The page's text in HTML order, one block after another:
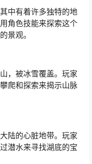
中有着许多独特的地
角色技能来探索这个
景观。
，被冰雪覆盖。玩家
爬和探索来揭示山脉
陆的心脏地带。玩家
潜水来寻找湖底的宝